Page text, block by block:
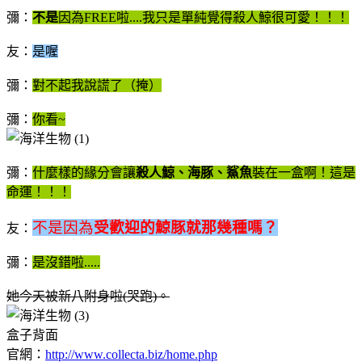
彌： 不是因為FREE啦....我只是單純覺得殺人鯨很可愛！！！
友： 是喔
彌： 對不起我說謊了（掩）
彌： 你看~
彌： 什麼樣的緣分會讓殺人鯨、海豚、鯊魚裝在一盒啊！這是
命運！！！
友： 不是因為受歡迎的鯨豚就那幾種嗎？
彌： 是沒錯啦.....
她今天被新八附身啦(哭跑)。
盒子背面
官網： http://www.collecta.biz/home.php